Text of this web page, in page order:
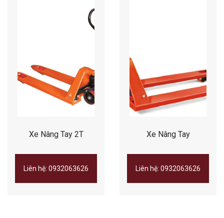
Xe Nâng Tay 2T
Liên hệ: 0932063626
Xe Nâng Tay
Liên hệ: 0932063626